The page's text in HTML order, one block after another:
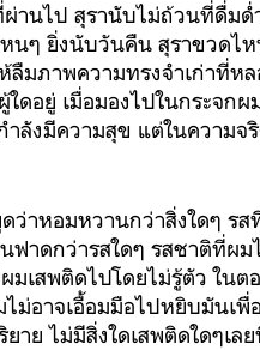
านไป สุรานับไม่ถ้วนที่ดื่มด่
นๆ ยิ่งนับวันคืน สุราขวดไ
ลืมภาพความทรงจำเก่าที่
ใดอยู่ เมื่อมองไปในกระจก
ำลังมีความสุข แต่ในความ
ว่าหอมหวานกว่าสิ่งใดๆ ร
ฟาดกว่ารสใดๆ รสชาติที่ผ
มเสพติดไปโดยไม่รู้ตัว ใน
ไม่อาจเอื้อมมือไปหยิบมันเ
าย ไม่มีสิ่งใดเสพติดใดๆเ